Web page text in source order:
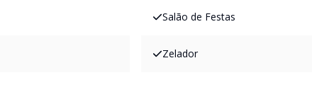
Salão de Festas
Zelador